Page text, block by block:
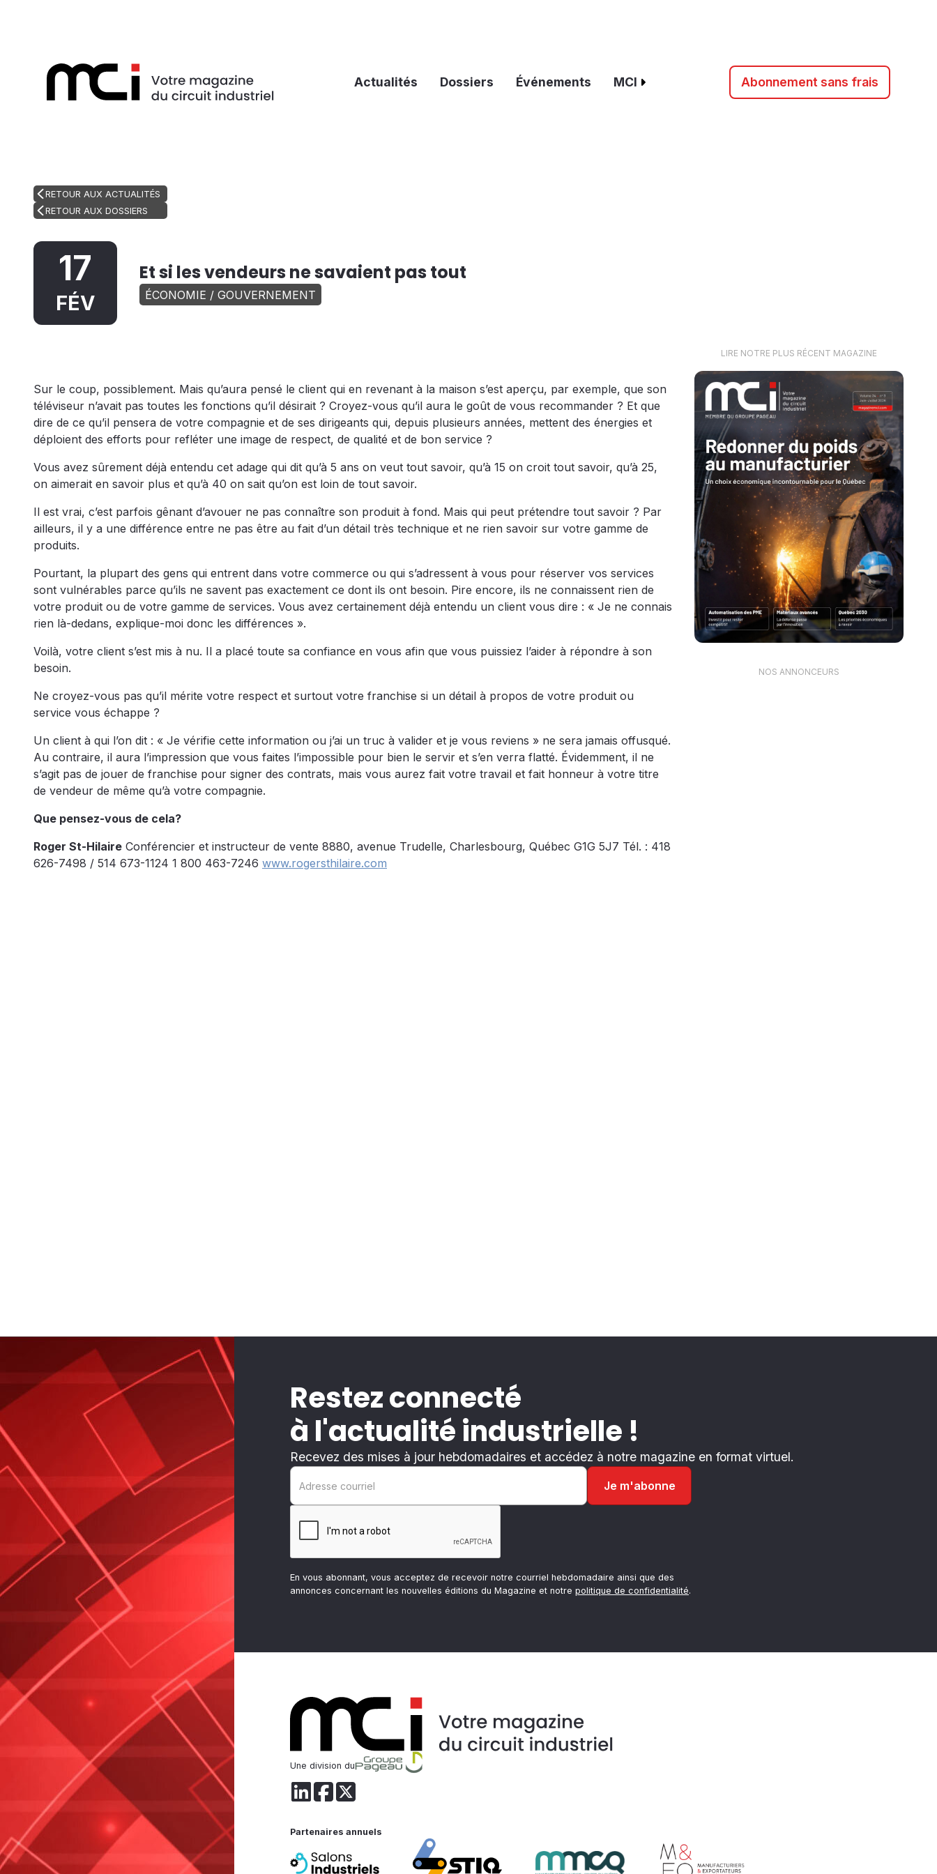
Actualités Dossiers Événements MCI Abonnement sans frais
RETOUR AUX ACTUALITÉS
RETOUR AUX DOSSIERS
17
FÉV
Et si les vendeurs ne savaient pas tout
ÉCONOMIE / GOUVERNEMENT
Sur le coup, possiblement. Mais qu’aura pensé le client qui en revenant à la maison s’est aperçu, par exemple, que son
téléviseur n’avait pas toutes les fonctions qu’il désirait ? Croyez-vous qu’il aura le goût de vous recommander ? Et que
dire de ce qu’il pensera de votre compagnie et de ses dirigeants qui, depuis plusieurs années, mettent des énergies et
déploient des efforts pour refléter une image de respect, de qualité et de bon service ?
Vous avez sûrement déjà entendu cet adage qui dit qu’à 5 ans on veut tout savoir, qu’à 15 on croit tout savoir, qu’à 25,
on aimerait en savoir plus et qu’à 40 on sait qu’on est loin de tout savoir.
Il est vrai, c’est parfois gênant d’avouer ne pas connaître son produit à fond. Mais qui peut prétendre tout savoir ? Par
ailleurs, il y a une différence entre ne pas être au fait d’un détail très technique et ne rien savoir sur votre gamme de
produits.
Pourtant, la plupart des gens qui entrent dans votre commerce ou qui s’adressent à vous pour réserver vos services
sont vulnérables parce qu’ils ne savent pas exactement ce dont ils ont besoin. Pire encore, ils ne connaissent rien de
votre produit ou de votre gamme de services. Vous avez certainement déjà entendu un client vous dire : « Je ne connais
rien là-dedans, explique-moi donc les différences ».
Voilà, votre client s’est mis à nu. Il a placé toute sa confiance en vous afin que vous puissiez l’aider à répondre à son
besoin.
Ne croyez-vous pas qu’il mérite votre respect et surtout votre franchise si un détail à propos de votre produit ou
service vous échappe ?
Un client à qui l’on dit : « Je vérifie cette information ou j’ai un truc à valider et je vous reviens » ne sera jamais offusqué.
Au contraire, il aura l’impression que vous faites l’impossible pour bien le servir et s’en verra flatté. Évidemment, il ne
s’agit pas de jouer de franchise pour signer des contrats, mais vous aurez fait votre travail et fait honneur à votre titre
de vendeur de même qu’à votre compagnie.
Que pensez-vous de cela?
Roger St-Hilaire Conférencier et instructeur de vente 8880, avenue Trudelle, Charlesbourg, Québec G1G 5J7 Tél. : 418
626-7498 / 514 673-1124 1 800 463-7246 www.rogersthilaire.com
LIRE NOTRE PLUS RÉCENT MAGAZINE
NOS ANNONCEURS
Restez connecté
à l'actualité industrielle !
Recevez des mises à jour hebdomadaires et accédez à notre magazine en format virtuel.
En vous abonnant, vous acceptez de recevoir notre courriel hebdomadaire ainsi que des
annonces concernant les nouvelles éditions du Magazine et notre politique de confidentialité.
Une division du
Partenaires annuels